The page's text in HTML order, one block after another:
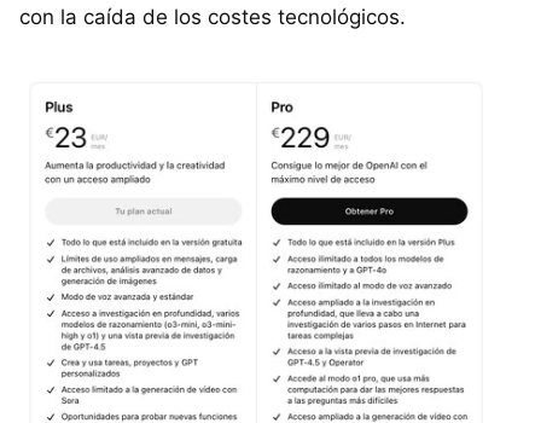
con la caída de los costes tecnológicos.